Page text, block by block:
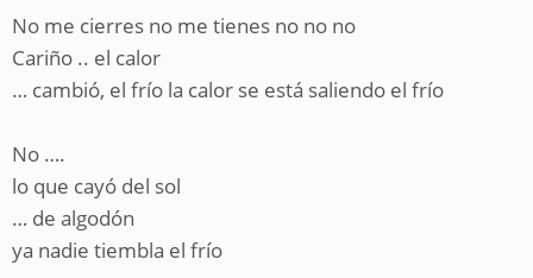
No me cierres no me tienes no no no
Cariño .. el calor
… cambió, el frío la calor se está saliendo el frío
No ….
lo que cayó del sol
… de algodón
ya nadie tiembla el frío